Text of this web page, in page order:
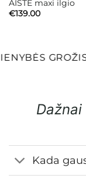
AISTĖ maxi ilgio
€139.00
GROŽIS
Kada